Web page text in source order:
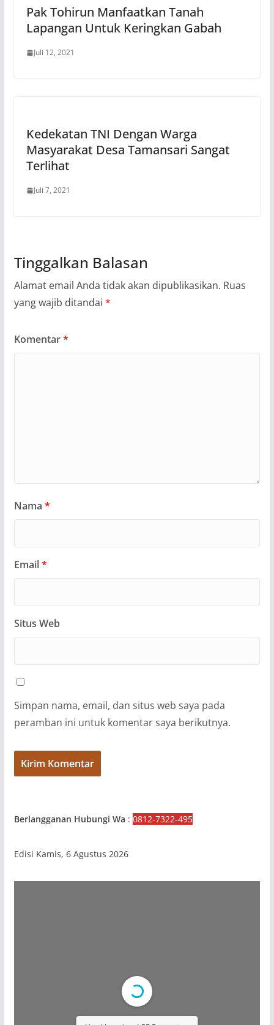
Pak Tohirun Manfaatkan Tanah
Lapangan Untuk Keringkan Gabah
Juli 12, 2021
Kedekatan TNI Dengan Warga
Masyarakat Desa Tamansari Sangat
Terlihat
Juli 7, 2021
Tinggalkan Balasan
Alamat email Anda tidak akan dipublikasikan. Ruas
yang wajib ditandai *
Komentar*
Nama *
Email*
Situs Web
Simpan nama, email, dan situs web saya pada
peramban ini untuk komentar saya berikutnya.
Berlangganan Hubungi Wa : 0812-7322-495
Edisi Kamis, 6 Agustus 2026